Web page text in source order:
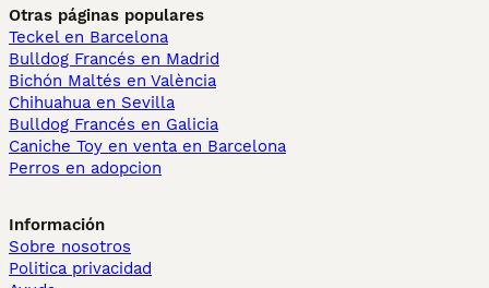
Otras páginas populares
Teckel en Barcelona
Bulldog Francés en Madrid
Bichón Maltés en València
Chihuahua en Sevilla
Bulldog Francés en Galicia
Caniche Toy en venta en Barcelona
Perros en adopcion
Información
Sobre nosotros
Politica privacidad